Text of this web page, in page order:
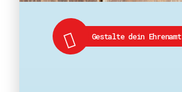
Gestalte dein Ehrenamt